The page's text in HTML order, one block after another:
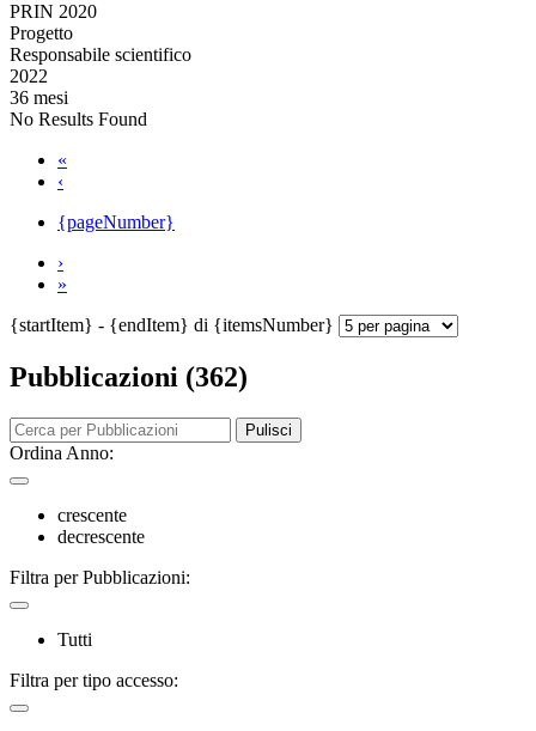
PRIN 2020
Progetto
Responsabile scientifico
2022
36 mesi
No Results Found
«
‹
{pageNumber}
›
»
{startItem} - {endItem} di {itemsNumber}
Pubblicazioni (362)
Pulisci
Ordina Anno:
crescente
decrescente
Filtra per Pubblicazioni:
Tutti
Filtra per tipo accesso: